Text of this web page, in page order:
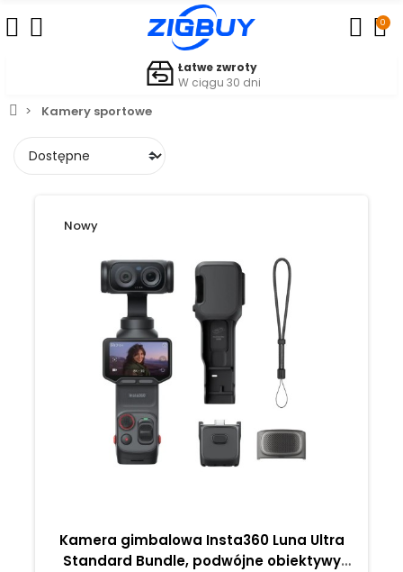
0
Łatwe zwroty
W ciągu 30 dni
Kamery sportowe
Nowy
Kamera gimbalowa Insta360 Luna Ultra
Standard Bundle, podwójne obiektywy